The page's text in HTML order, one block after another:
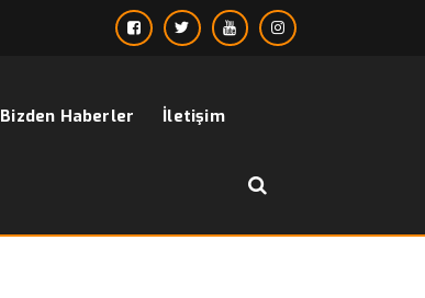
Bizden Haberler İletişim